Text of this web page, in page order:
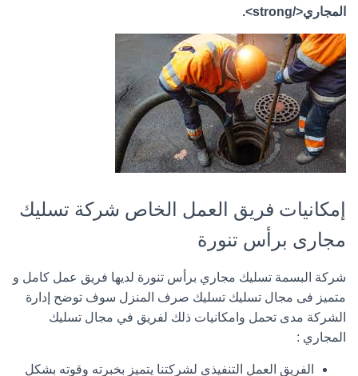
المجاري</strong>.
إمكانيات فريق العمل الخاص شركة تسليك
مجارى برأس تنورة
شركة البسمة تسليك مجاري برأس تنورة لديها فريق عمل كامل و
متميز فى مجال تسليك تسليك صرف المنزل سوف توضح إدارة
الشركة مدى تحمل وامكانيات ذلك لفريق في مجال تسليك
المجاري :
الفريق العمل التنفيذي لشركتنا يتميز بخبرته وقوته بشكل